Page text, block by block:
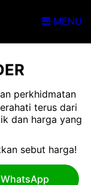
MENU
perkhidmatan
terus dari
dan harga yang
sebut harga!
WhatsApp